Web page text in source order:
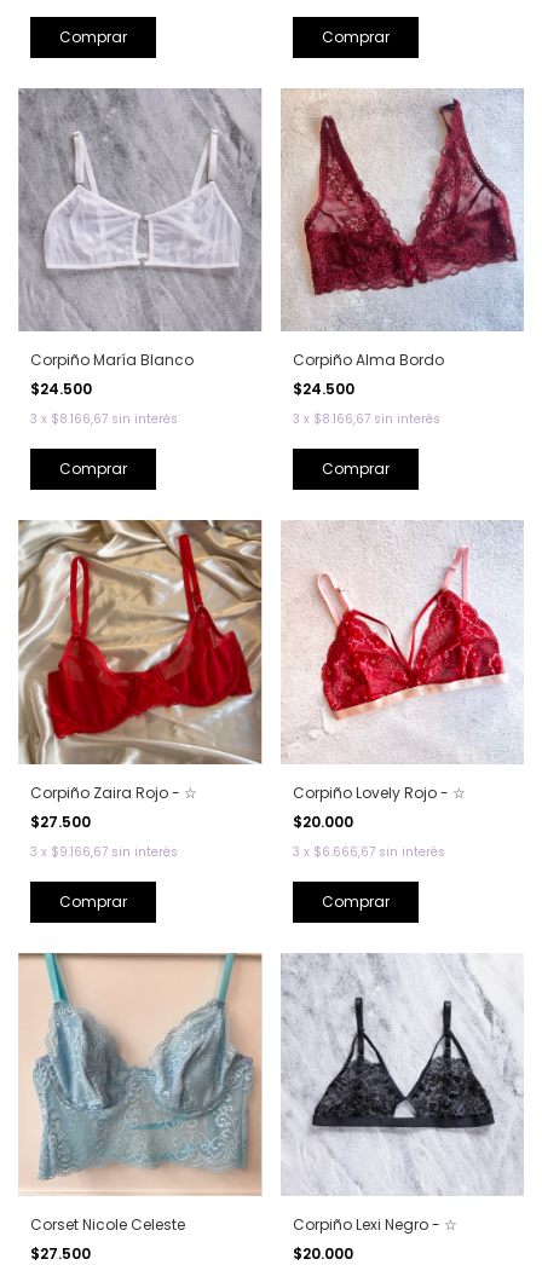
Comprar Comprar
Corpiño María Blanco
$24.500
3 x $8.166,67 sin interés
Comprar
Corpiño Alma Bordo
$24.500
3 x $8.166,67 sin interés
Comprar
Corpiño Zaira Rojo - ☆
$27.500
3 x $9.166,67 sin interés
Comprar
Corpiño Lovely Rojo - ☆
$20.000
3 x $6.666,67 sin interés
Comprar
Corset Nicole Celeste
$27.500
Corpiño Lexi Negro - ☆
$20.000